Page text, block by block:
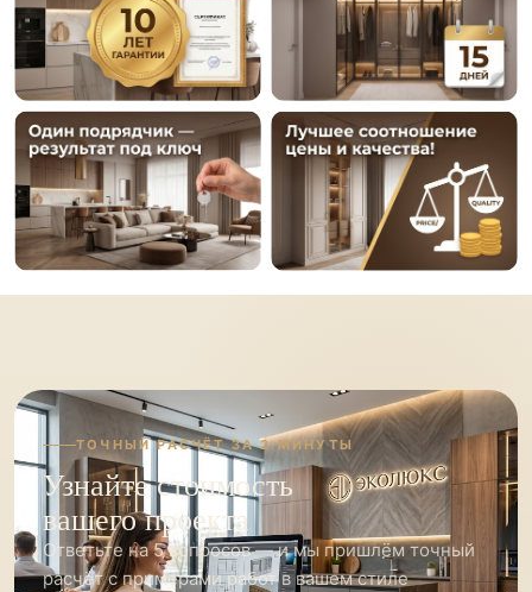
ТОЧНЫЙ РАСЧЁТ ЗА 2 МИНУТЫ
Узнайте стоимость
вашего проекта
Ответьте на 5 вопросов — и мы пришлём точный
расчёт с примерами работ в вашем стиле